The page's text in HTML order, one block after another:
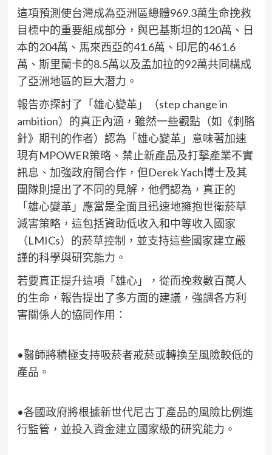
這項預測使台灣成為亞洲區總體969.3萬生命挽救
目標中的重要組成部分，與巴基斯坦的120萬、日
本的204萬、馬來西亞的41.6萬、印尼的461.6
萬、斯里蘭卡的8.5萬以及孟加拉的92萬共同構成
了亞洲地區的巨大潛力。
報告亦探討了「雄心變革」（step change in
ambition）的真正內涵，雖然一些觀點（如《刺胳
針》期刊的作者）認為「雄心變革」意味著加速
現有MPOWER策略、禁止新產品及打擊產業不實
訊息、加強政府間合作，但Derek Yach博士及其
團隊則提出了不同的見解，他們認為，真正的
「雄心變革」應當是全面且迅速地擁抱世衛菸草
減害策略，這包括資助低收入和中等收入國家
（LMICs）的菸草控制，並支持這些國家建立嚴
謹的科學與研究能力。
若要真正提升這項「雄心」，從而挽救數百萬人
的生命，報告提出了多方面的建議，強調各方利
害關係人的協同作用：
•醫師將積極支持吸菸者戒菸或轉換至風險較低的
產品。
•各國政府將根據新世代尼古丁產品的風險比例進
行監管，並投入資金建立國家級的研究能力。